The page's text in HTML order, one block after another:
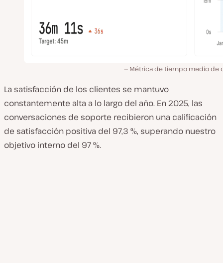
Métrica de tiempo medio de
La satisfacción de los clientes se mantuvo
constantemente alta a lo largo del año. En 2025, las
conversaciones de soporte recibieron una calificación
de satisfacción positiva del 97,3 %, superando nuestro
objetivo interno del 97 %.